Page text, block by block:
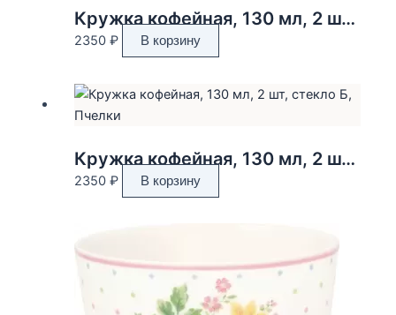
Кружка кофейная, 130 мл, 2 шт, стекло Б, Бабочки, Monterey
2350 ₽ В корзину
Кружка кофейная, 130 мл, 2 шт, стекло Б, Пчелки
2350 ₽ В корзину